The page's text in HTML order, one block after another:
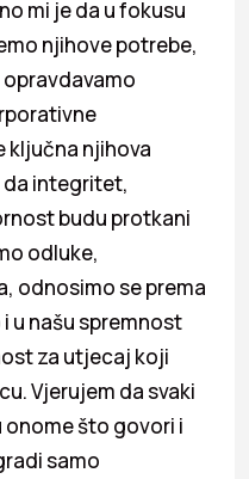
mi je da u fokusu
njihove potrebe,
ključna njihova
integritet,
budu protkani
odluke,
odnosimo se prema
u našu spremnost
za utjecaj koji
Vjerujem da svaki
što govori i
samo